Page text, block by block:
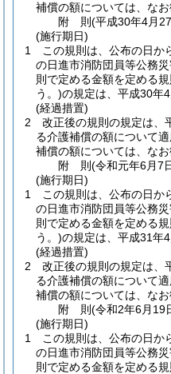
補償の額については、なお
附 則(平成30年4月
(施行期日)
1
この規則は、公布の日か
の日進市消防団員等公務
則で定める金額を定める規
う。)の規定は、平成30年
(経過措置)
2
改正後の規則の規定は、
る介護補償の額について
補償の額については、なお
附 則(令和元年6月7
(施行期日)
1
この規則は、公布の日か
の日進市消防団員等公務
則で定める金額を定める規
う。)の規定は、平成31年
(経過措置)
2
改正後の規則の規定は、
る介護補償の額について
補償の額については、なお
附 則(令和2年6月19
(施行期日)
1
この規則は、公布の日か
の日進市消防団員等公務
則で定める金額を定める規